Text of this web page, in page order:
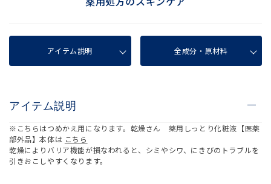
アイテム説明 全成分・原材料
アイテム説明
※こちらはつめかえ用になります。乾燥さん 薬用しっとり化粧液【医薬
部外品】本体は こちら
乾燥によりバリア機能が損なわれると、シミやシワ、にきびのトラブルを
引きおこしやすくなります。